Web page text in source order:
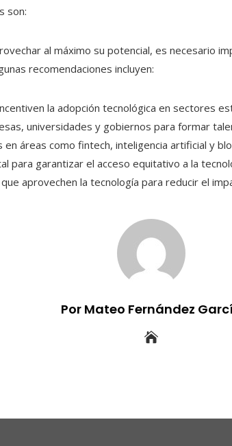
son:
al máximo su potencial, es necesario
recomendaciones incluyen:
la adopción tecnológica en sectores
universidades y gobiernos para formar
áreas como fintech, inteligencia artificial y
para garantizar el acceso equitativo a la
aprovechen la tecnología para reducir el
Por Mateo Fernández